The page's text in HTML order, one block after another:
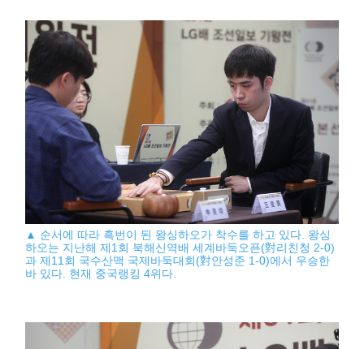
▲ 순서에 따라 흑번이 된 왕싱하오가 착수를 하고 있다. 왕싱
하오는 지난해 제1회 북해신역배 세계바둑오픈(對리친청 2-0)
과 제11회 국수산맥 국제바둑대회(對안성준 1-0)에서 우승한
바 있다. 현재 중국랭킹 4위다.